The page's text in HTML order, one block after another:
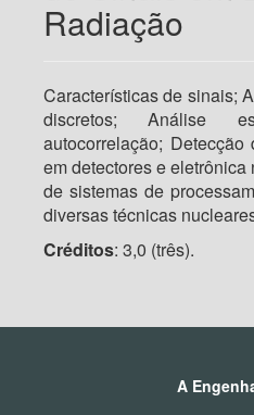
Radiação
Características de sinais;
discretos; Análise
autocorrelação;
em detectores e
de sistemas de
diversas técnicas
Créditos: 3,0 (três).
A